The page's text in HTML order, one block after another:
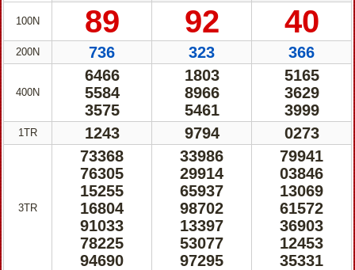
100N
200N
400N
1TR
3TR
89
736
6466
5584
3575
1243
73368
76305
15255
16804
91033
78225
94690
92
323
1803
8966
5461
9794
33986
29914
65937
98702
13397
53077
97295
40
366
5165
3629
3999
0273
79941
03846
13069
61572
36903
12453
35331